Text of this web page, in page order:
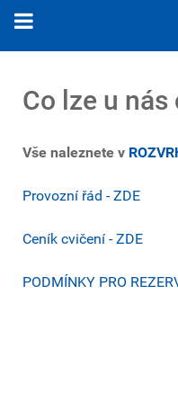
Co lze u
Vše naleznete v
Provozní řád - ZDE
Ceník cvičení - ZDE
PODMÍNKY PRO